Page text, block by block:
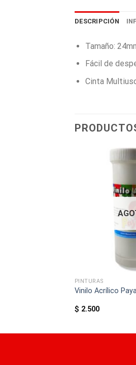
DESCRIPCIÓN
Tamaño:
Fácil de
Cinta
PINTURAS
Vinilo Acrílico
$ 2.500